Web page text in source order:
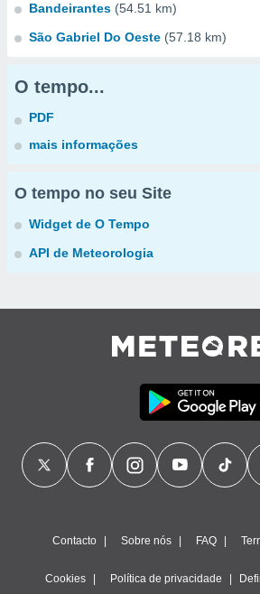
Bandeirantes (54.51 km)
São Gabriel Do Oeste (57.18 km)
O tempo...
PDF
mais informações
O tempo no seu Site
Widget de O Tempo
API de Meteorologia
Contacto Sobre nós FAQ
Cookies Política de privacidade